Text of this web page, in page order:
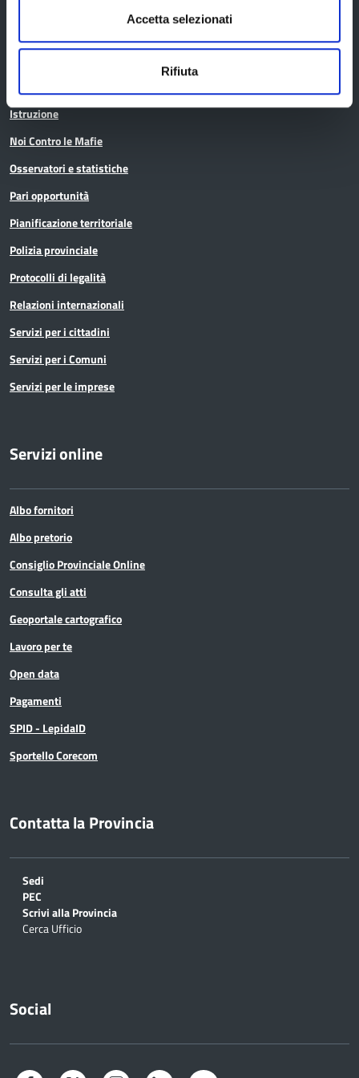
Accetta selezionati
Rifiuta
Archivio
Istruzione
Noi Contro le Mafie
Osservatori e statistiche
Pari opportunità
Pianificazione territoriale
Polizia provinciale
Protocolli di legalità
Relazioni internazionali
Servizi per i cittadini
Servizi per i Comuni
Servizi per le imprese
Servizi online
Albo fornitori
Albo pretorio
Consiglio Provinciale Online
Consulta gli atti
Geoportale cartografico
Lavoro per te
Open data
Pagamenti
SPID - LepidaID
Sportello Corecom
Contatta la Provincia
Sedi
PEC
Scrivi alla Provincia
Cerca Ufficio
Social